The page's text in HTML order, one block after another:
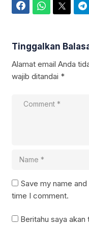
Tinggalkan
Alamat email Anda
wajib ditandai *
Save my name
time I comment.
Beritahu saya